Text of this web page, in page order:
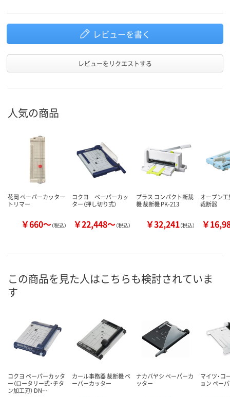
レビューを書く
レビューをリクエストする
人気の商品
花岡 ペーパーカッター
トリマー
￥660～（税込）
コクヨ ペーパーカッ
ター（押し切り式）
￥22,448～（税込）
プラス コンパクト断裁
機 裁断機 PK-213
￥32,241（税込）
オープン
裁断器
￥
この商品を見た人はこちらも検討されていま
す
コクヨ ペーパーカッタ
ー（ロータリー式・チタ
ン加工刃） DN…
カール事務器 裁断機 ペ
ーパーカッター
ナカバヤシ ペーパーカ
ッター
マイツ・コ
ョン ペー